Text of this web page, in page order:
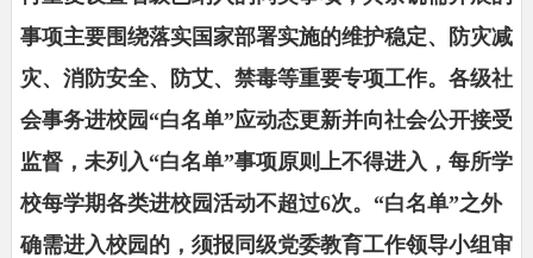
事项主要围绕落实国家部署实施的维护稳定、防灾减
灾、消防安全、防艾、禁毒等重要专项工作。各级社
会事务进校园“白名单”应动态更新并向社会公开接受
监督，未列入“白名单”事项原则上不得进入，每所学
校每学期各类进校园活动不超过6次。“白名单”之外
确需进入校园的，须报同级党委教育工作领导小组审